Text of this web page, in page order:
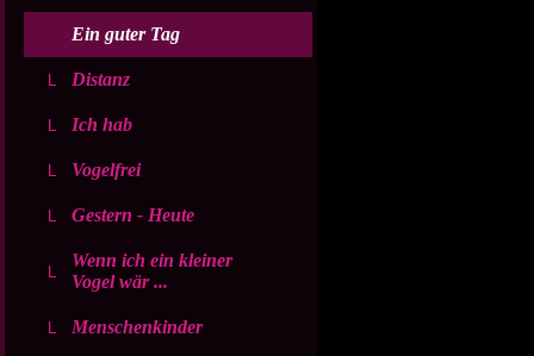
Ein guter Tag
Distanz
Ich hab
Vogelfrei
Gestern - Heute
Wenn ich ein kleiner
Vogel wär ...
Menschenkinder